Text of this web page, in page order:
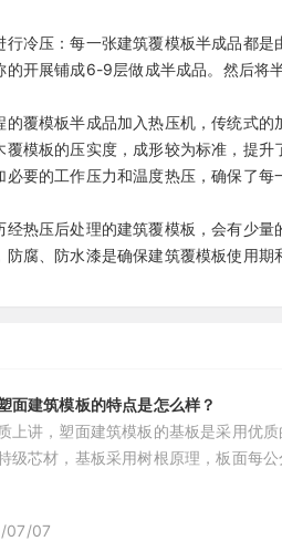
行冷压：每一张建筑覆模板半成品都
的开展铺成6-9层做成半成品。然后将
的覆模板半成品加入热压机，传统式
模板的压实度，成形较为标准，提
要的工作压力和温度热压，确保了
经热压后处理的建筑覆模板，会有少
腐、防水漆是确保建筑覆模板使用期
面建筑模板的特点是怎么样？
上讲，塑面建筑模板的基板是采用优
级芯材，基板采用树根原理，板面每
07/07